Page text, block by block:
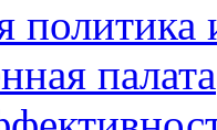
политика
палата